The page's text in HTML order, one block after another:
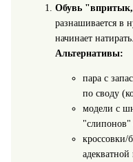
Обувь "впритык,
разнашивается в
начинает натирать.
Альтернативы:
пара с
по своду
модели с
"слипонов"
кроссовки/
адекватной